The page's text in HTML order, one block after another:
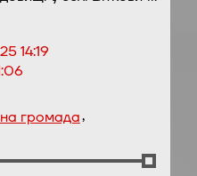
14:19
громада,